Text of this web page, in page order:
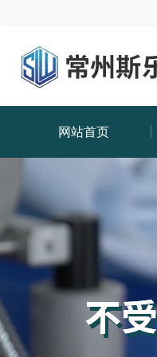
网站首页